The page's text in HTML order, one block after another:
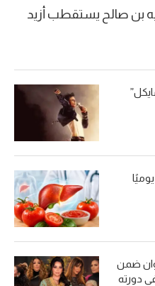
بن صالح يستقطب أزيد
ضمن
دورته